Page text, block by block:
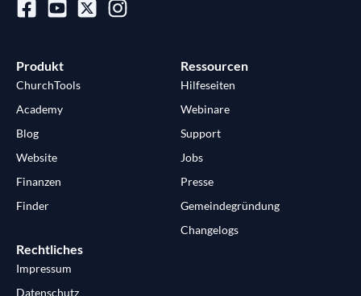
Produkt
ChurchTools
Academy
Blog
Website
Finanzen
Finder
Ressourcen
Hilfeseiten
Webinare
Support
Jobs
Presse
Gemeindegründung
Changelogs
Rechtliches
Impressum
Datenschutz